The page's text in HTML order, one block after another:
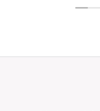
sich das Kind die